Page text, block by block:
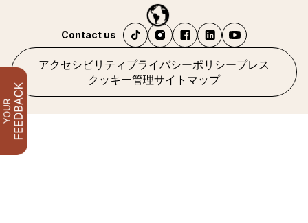
アクセシビリティ プライバシーポリシープレス
クッキー管理サイトマップ
Contact us